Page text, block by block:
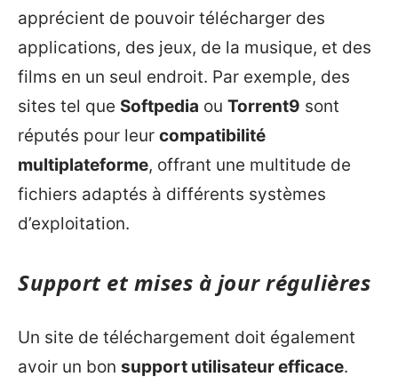
apprécient de pouvoir télécharger des
applications, des jeux, de la musique, et des
films en un seul endroit. Par exemple, des
sites tel que Softpedia ou Torrent9 sont
réputés pour leur compatibilité
multiplateforme, offrant une multitude de
fichiers adaptés à différents systèmes
d’exploitation.
Support et mises à jour régulières
Un site de téléchargement doit également
avoir un bon support utilisateur efficace.